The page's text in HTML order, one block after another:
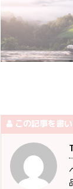
この記事を書